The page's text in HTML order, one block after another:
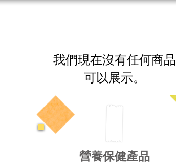
我們現在沒有任何商品
可以展示。
營養保健產品